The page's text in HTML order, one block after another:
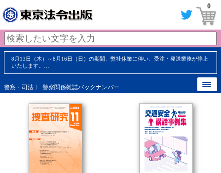
0
8月13日（木）～8月16日（日）の期間、弊社休業に伴い、受注・発送業務が停止
いたします。…
警察・司法 〉 警察関係雑誌バックナンバー